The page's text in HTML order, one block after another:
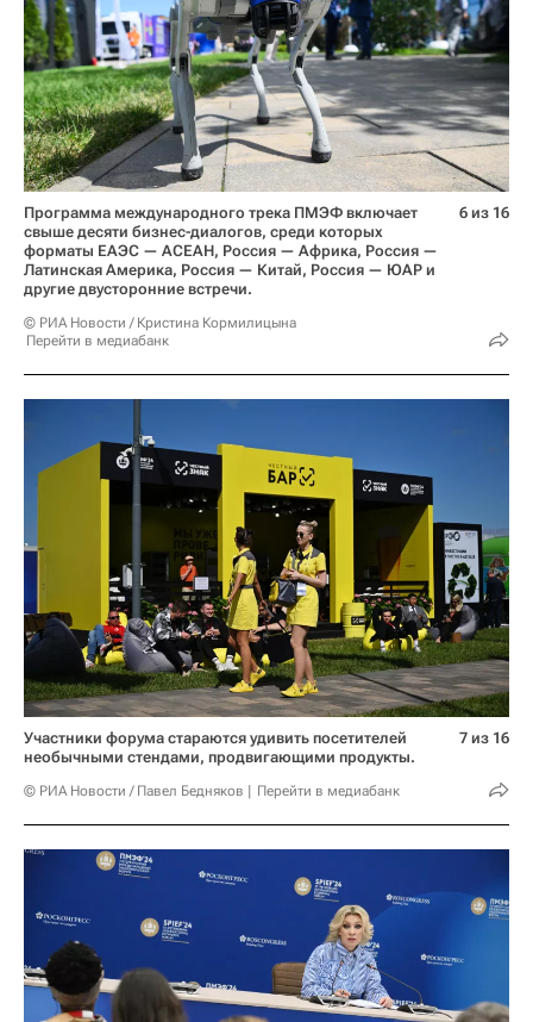
Программа международного трека ПМЭФ включает
свыше десяти бизнес-диалогов, среди которых
форматы ЕАЭС — АСЕАН, Россия — Африка, Россия —
Латинская Америка, Россия — Китай, Россия — ЮАР и
другие двусторонние встречи.
© РИА Новости / Кристина Кормилицына
Перейти в медиабанк
6 из 16
Участники форума стараются удивить посетителей
необычными стендами, продвигающими продукты.
© РИА Новости / Павел Бедняков Перейти в медиабанк
7 из 16